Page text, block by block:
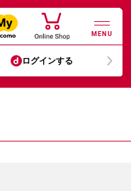
MENU
ログインする